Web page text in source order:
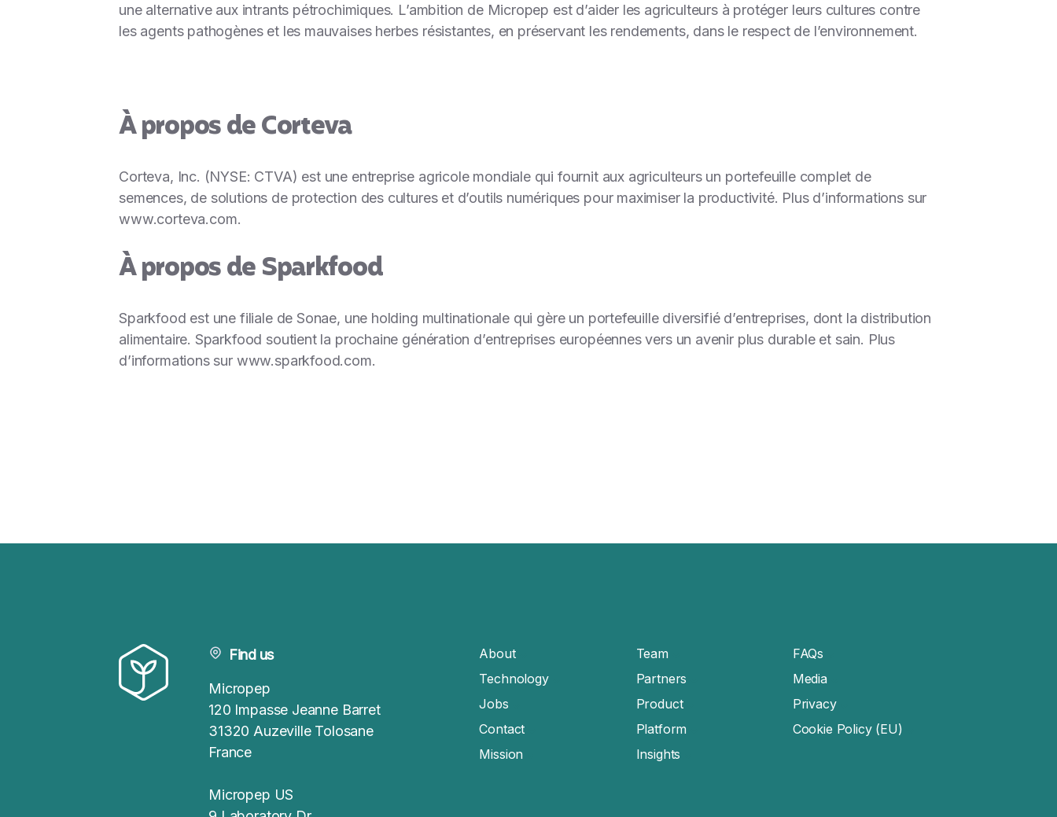
une alternative aux intrants pétrochimiques. L’ambition de Micropep est d’aider les agriculteurs à protéger leurs cultures contre
les agents pathogènes et les mauvaises herbes résistantes, en préservant les rendements, dans le respect de l’environnement.
À propos de Corteva
Corteva, Inc. (NYSE: CTVA) est une entreprise agricole mondiale qui fournit aux agriculteurs un portefeuille complet de
semences, de solutions de protection des cultures et d’outils numériques pour maximiser la productivité. Plus d’informations sur
www.corteva.com.
À propos de Sparkfood
Sparkfood est une filiale de Sonae, une holding multinationale qui gère un portefeuille diversifié d’entreprises, dont la distribution
alimentaire. Sparkfood soutient la prochaine génération d’entreprises européennes vers un avenir plus durable et sain. Plus
d’informations sur www.sparkfood.com.
Find us
Micropep
120 Impasse Jeanne Barret
31320 Auzeville Tolosane
France
Micropep US
About
Technology
Jobs
Contact
Mission
Team
Partners
Product
Platform
Insights
FAQs
Media
Privacy
Cookie Policy (EU)